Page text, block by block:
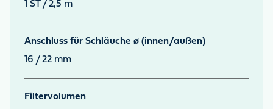
1 ST / 2,5 m
Anschluss für Schläuche ø (innen/außen)
16 / 22 mm
Filtervolumen